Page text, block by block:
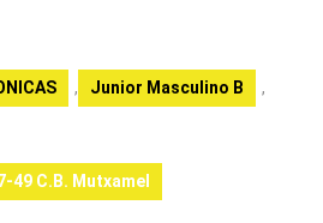
, Junior Masculino B ,
49 C.B. Mutxamel